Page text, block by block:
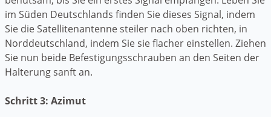
im Süden Deutschlands finden Sie dieses Signal, indem
Sie die Satellitenantenne steiler nach oben richten, in
Norddeutschland, indem Sie sie flacher einstellen. Ziehen
Sie nun beide Befestigungsschrauben an den Seiten der
Halterung sanft an.
Schritt 3: Azimut